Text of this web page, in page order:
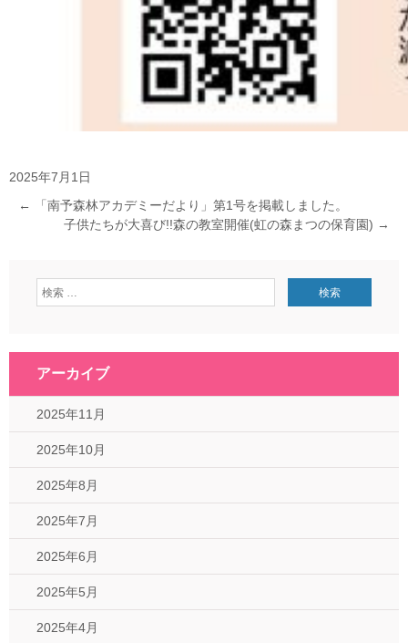
2025年7月1日
←
「南予森林アカデミーだより」第1号を掲載しました。
子供たちが大喜び!!森の教室開催(虹の森まつの保育園) →
アーカイブ
2025年11月
2025年10月
2025年8月
2025年7月
2025年6月
2025年5月
2025年4月